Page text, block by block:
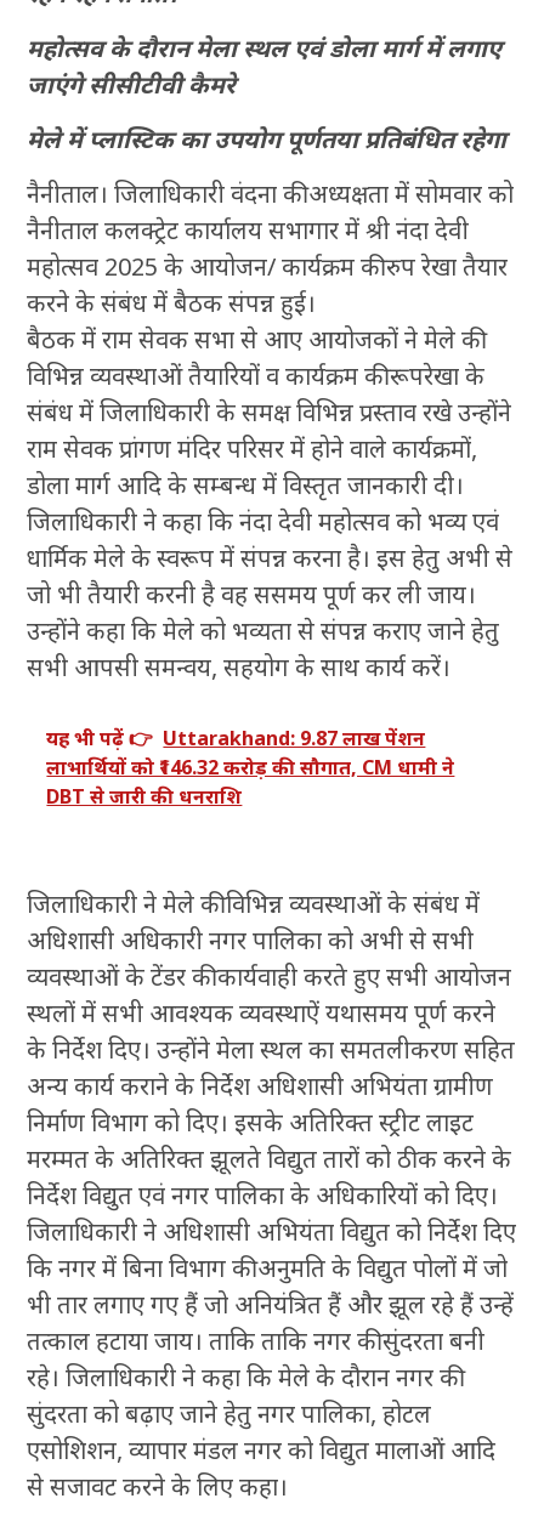
महोत्सव के दौरान मेला स्थल एवं डोला मार्ग में लगाए
जाएंगे सीसीटीवी कैमरे
मेले में प्लास्टिक का उपयोग पूर्णतया प्रतिबंधित रहेगा
नैनीताल। जिलाधिकारी वंदना की अध्यक्षता में सोमवार को
नैनीताल कलक्ट्रेट कार्यालय सभागार में श्री नंदा देवी
महोत्सव 2025 के आयोजन/ कार्यक्रम की रुप रेखा तैयार
करने के संबंध में बैठक संपन्न हुई।
बैठक में राम सेवक सभा से आए आयोजकों ने मेले की
विभिन्न व्यवस्थाओं तैयारियों व कार्यक्रम की रूपरेखा के
संबंध में जिलाधिकारी के समक्ष विभिन्न प्रस्ताव रखे उन्होंने
राम सेवक प्रांगण मंदिर परिसर में होने वाले कार्यक्रमों,
डोला मार्ग आदि के सम्बन्ध में विस्तृत जानकारी दी।
जिलाधिकारी ने कहा कि नंदा देवी महोत्सव को भव्य एवं
धार्मिक मेले के स्वरूप में संपन्न करना है। इस हेतु अभी से
जो भी तैयारी करनी है वह ससमय पूर्ण कर ली जाय।
उन्होंने कहा कि मेले को भव्यता से संपन्न कराए जाने हेतु
सभी आपसी समन्वय, सहयोग के साथ कार्य करें।
यह भी पढ़ें 👉 Uttarakhand: 9.87 लाख पेंशन
लाभार्थियों को ₹146.32 करोड़ की सौगात, CM धामी ने
DBT से जारी की धनराशि
जिलाधिकारी ने मेले की विभिन्न व्यवस्थाओं के संबंध में
अधिशासी अधिकारी नगर पालिका को अभी से सभी
व्यवस्थाओं के टेंडर की कार्यवाही करते हुए सभी आयोजन
स्थलों में सभी आवश्यक व्यवस्थाऐं यथासमय पूर्ण करने
के निर्देश दिए। उन्होंने मेला स्थल का समतलीकरण सहित
अन्य कार्य कराने के निर्देश अधिशासी अभियंता ग्रामीण
निर्माण विभाग को दिए। इसके अतिरिक्त स्ट्रीट लाइट
मरम्मत के अतिरिक्त झूलते विद्युत तारों को ठीक करने के
निर्देश विद्युत एवं नगर पालिका के अधिकारियों को दिए।
जिलाधिकारी ने अधिशासी अभियंता विद्युत को निर्देश दिए
कि नगर में बिना विभाग की अनुमति के विद्युत पोलों में जो
भी तार लगाए गए हैं जो अनियंत्रित हैं और झूल रहे हैं उन्हें
तत्काल हटाया जाय। ताकि ताकि नगर की सुंदरता बनी
रहे। जिलाधिकारी ने कहा कि मेले के दौरान नगर की
सुंदरता को बढ़ाए जाने हेतु नगर पालिका, होटल
एसोशिशन, व्यापार मंडल नगर को विद्युत मालाओं आदि
से सजावट करने के लिए कहा।